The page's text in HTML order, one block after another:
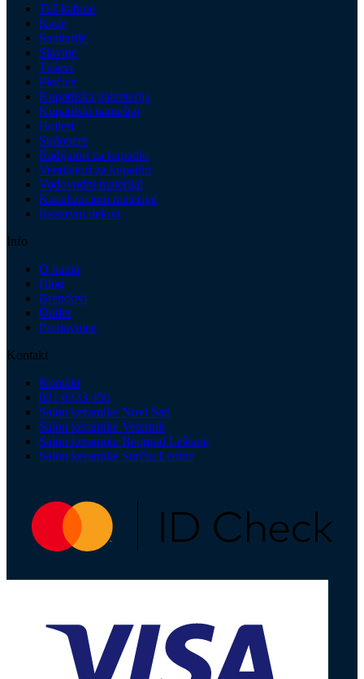
Tuš kabine
Kade
Sanitarije
Slavine
Tuševi
Pločice
Kupatilska galanterija
Kupatilski nameštaj
Bojleri
Sudopere
Radijatori za kupatilo
Ventilatori za kupatilo
Vodovodni materijal
Kanalizacioni materijal
Rezervni delovi
Info
O nama
Blog
Brendovi
Outlet
Prodavnice
Kontakt
Kontakt
021 6333 450
Salon keramike Novi Sad
Salon keramike Veternik
Salon keramike Beograd Leštane
Salon keramike Surčin Ledine